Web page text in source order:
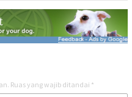
Ruas yang wajib ditandai *